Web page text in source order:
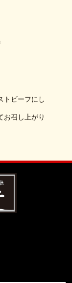
トビーフにし
お召し上がり